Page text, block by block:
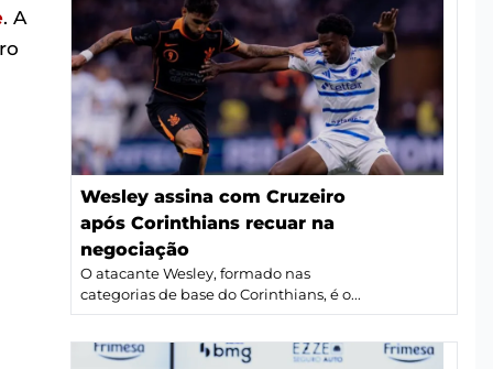
. A
Wesley assina com Cruzeiro
após Corinthians recuar na
negociação
O atacante Wesley, formado nas
categorias de base do Corinthians, é o...